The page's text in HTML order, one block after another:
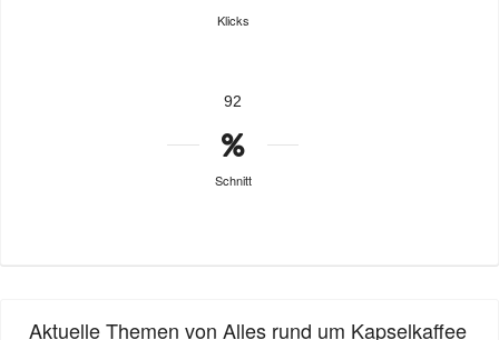
Klicks
92
Schnitt
Aktuelle Themen von Alles rund um Kapselkaffee